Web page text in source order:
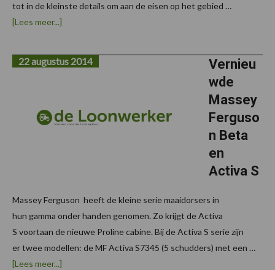
tot in de kleinste details om aan de eisen op het gebied …
[Lees meer...]
en
veelzijdig
Vernieu
wde
Massey
Ferguso
n Beta
en
Activa S
22 augustus 2014
Massey Ferguson heeft de kleine serie maaidorsers in
hun gamma onder handen genomen. Zo krijgt de Activa
S voortaan de nieuwe Proline cabine. Bij de Activa S serie zijn
er twee modellen: de MF Activa S7345 (5 schudders) met een …
[Lees meer...]